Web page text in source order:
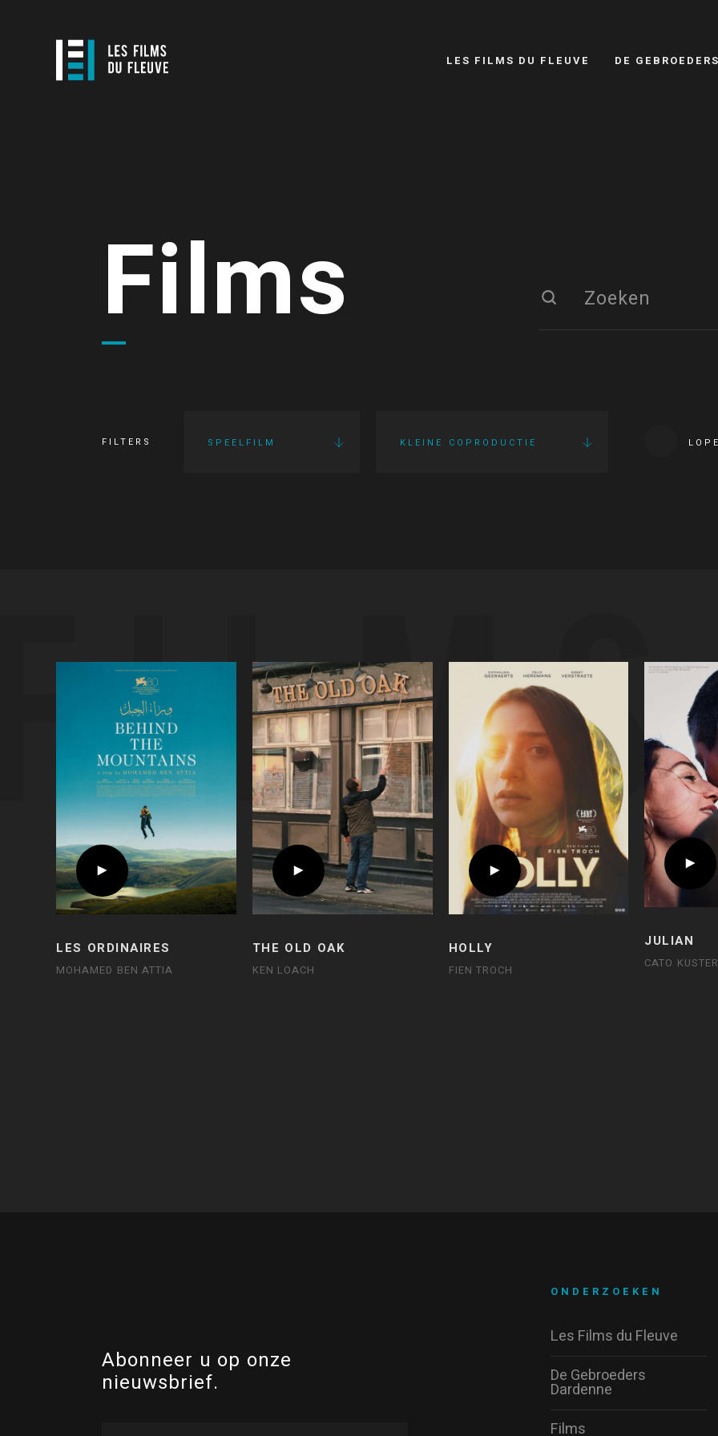
LES FILMS DU FLEUVE DE
Films
FILTERS SPEELFILM KLEINE COPRODUCTIE
LES ORDINAIRES
MOHAMED BEN ATTIA
THE OLD OAK
KEN LOACH
HOLLY
FIEN TROCH
JULIAN
CATO
Abonneer u op onze
nieuwsbrief.
ONDERZOEKEN
Les Films du Fleuve
De Gebroeders
Dardenne
Films